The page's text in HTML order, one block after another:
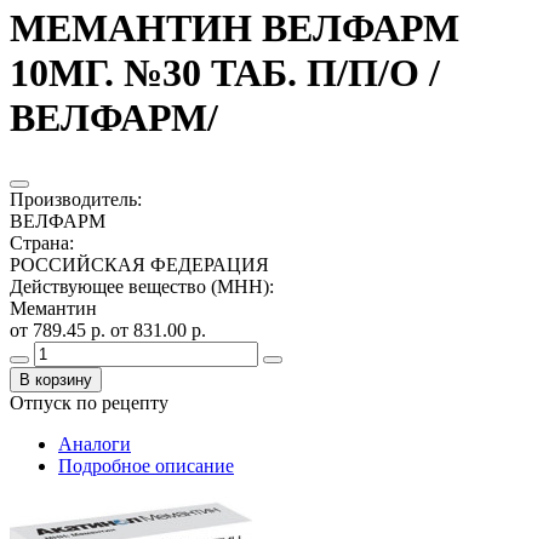
МЕМАНТИН ВЕЛФАРМ
10МГ. №30 ТАБ. П/П/О /
ВЕЛФАРМ/
Производитель:
ВЕЛФАРМ
Страна:
РОССИЙСКАЯ ФЕДЕРАЦИЯ
Действующее вещество (МНН):
Мемантин
от 789.45 р. от 831.00 р.
В корзину
Отпуск по рецепту
Аналоги
Подробное описание